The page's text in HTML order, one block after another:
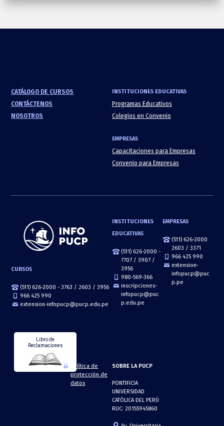
CATÁLOGO DE CURSOS
CONTÁCTENOS
NOSOTROS
INSTITUCIONES EDUCATIVAS
Programas Educativos
Colegios en Convenio
EMPRESAS
Capacitaciones para Empresas
Convenio para Empresas
CURSOS
(511) 626-2000 - 3763 / 2603 / 3956
966 425 990
extension-infopucp@pucp.edu.pe
INSTITUCIONES
EDUCATIVAS
(511) 626-2000 -
7707 / 3907 /
3956
980-569-366
inscripciones-
infopucp@puc
p.edu.pe
EMPRESAS
(511) 626-2000
2603 / 3371
966 425 990
extension-
infopucp@puc
p.pe
Libro de
Reclamaciones
Política de
protección de
datos
SOBRE LA PUCP
PONTIFICIA
UNIVERSIDAD
CATÓLICA DEL PERÚ
RUC: 20155945860